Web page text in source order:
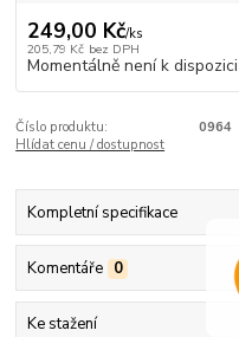
249,00 Kč/ks
205,79 Kč bez DPH
Momentálně není k dispozici
Číslo produktu:
0964
Hlídat cenu / dostupnost
Kompletní specifikace
Komentáře 0
Ke stažení